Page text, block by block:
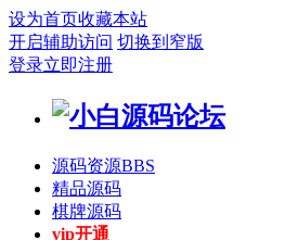
设为首页收藏本站
开启辅助访问 切换到窄版
登录立即注册
源码资源BBS
精品源码
棋牌源码
vip开通